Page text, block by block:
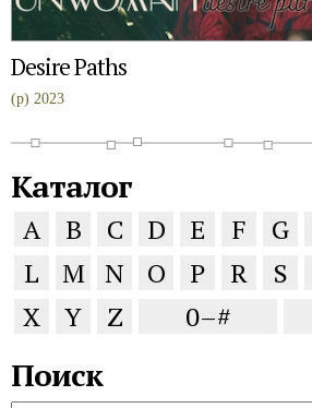
Desire Paths
(p) 2023
Каталог
A B C D E F G
L
M N O P R S
X
Y Z 0–#
Поиск